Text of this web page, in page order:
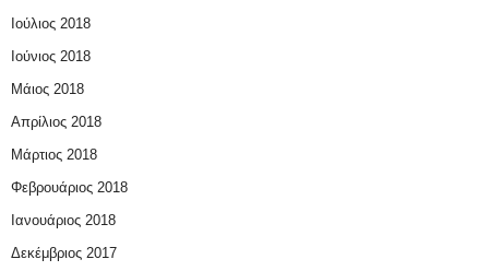
Ιούλιος 2018
Ιούνιος 2018
Μάιος 2018
Απρίλιος 2018
Μάρτιος 2018
Φεβρουάριος 2018
Ιανουάριος 2018
Δεκέμβριος 2017